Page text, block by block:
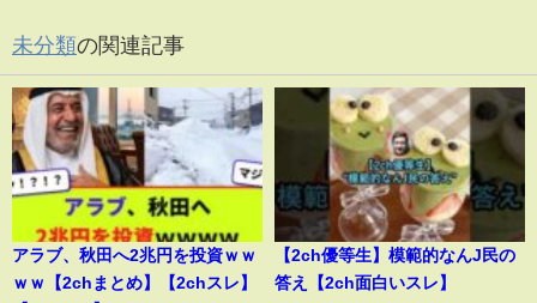
未分類の関連記事
アラブ、秋田へ2兆円を投資ｗｗ
ｗｗ【2chまとめ】【2chスレ】
【2ch優等生】模範的なんJ民の
答え【2ch面白いスレ】